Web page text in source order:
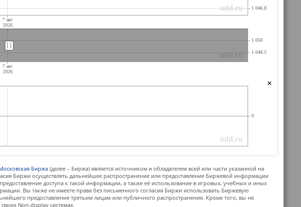
||
||
×
Биржа (далее – Биржа) является источником и обладателем всей или части указанной на
Биржи осуществлять дальнейшее распространение или предоставление Биржевой информации
доступа к такой информации, а также её использование в игровых, учебных и иных
Вы также не имеете права без письменного согласия Биржи использовать Биржевую
предоставления третьим лицам или публичного распространения. Кроме того, вы не
Non-display системах.